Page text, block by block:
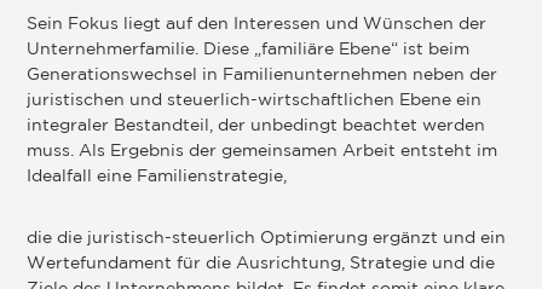
Sein Fokus liegt auf den Interessen und Wünschen der
Unternehmerfamilie. Diese „familiäre Ebene“ ist beim
Generationswechsel in Familienunternehmen neben der
juristischen und steuerlich-wirtschaftlichen Ebene ein
integraler Bestandteil, der unbedingt beachtet werden
muss. Als Ergebnis der gemeinsamen Arbeit entsteht im
Idealfall eine Familienstrategie,
die die juristisch-steuerlich Optimierung ergänzt und ein
Wertefundament für die Ausrichtung, Strategie und die